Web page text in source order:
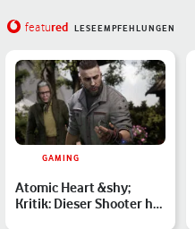
featured LESEEMPFEHLUNGEN
GAMING
Atomic Heart &shy;
Kritik: Dieser Shooter hat